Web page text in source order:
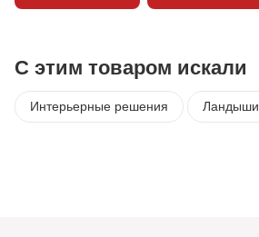
С этим товаром искали
Интерьерные решения Ландыши